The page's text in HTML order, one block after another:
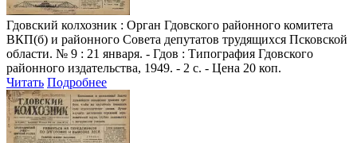
Гдовский колхозник : Орган Гдовского районного комитета
ВКП(б) и районного Совета депутатов трудящихся Псковской
области. № 9 : 21 января. - Гдов : Типография Гдовского
районного издательства, 1949. - 2 с. - Цена 20 коп.
Читать Подробнее